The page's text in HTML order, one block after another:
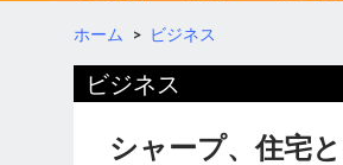
ホーム > ビジネス
ビジネス
シャープ、住宅